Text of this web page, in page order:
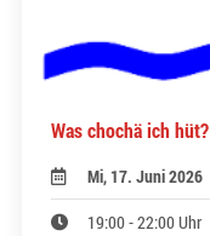
Was chochä ich hüt?
Mi, 17. Juni 2026
19:00 - 22:00 Uhr